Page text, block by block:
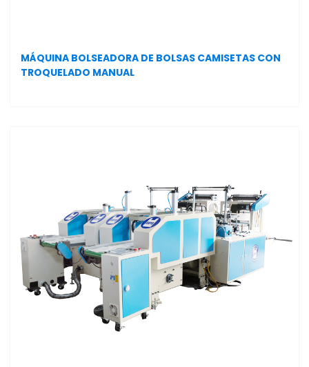
MÁQUINA BOLSEADORA DE BOLSAS CAMISETAS CON
TROQUELADO MANUAL